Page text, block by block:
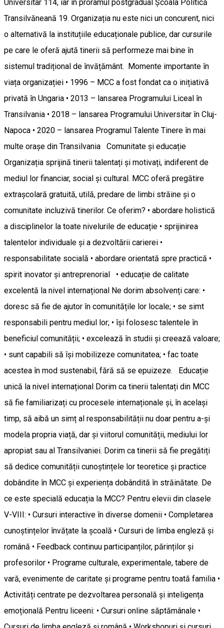
Universitar 114, iar în proramul postgradual Școala Politică
Transilvăneană 19. Organizația nu este nici un concurent, nici
o alternativă la instituțiile educaționale publice, dar cursurile
pe care le oferă ajută tinerii să performeze mai bine în
sistemul tradițional de învățământ. Momente importante în
viața organizației • 1996 – MCC a fost fondat ca o inițiativă
privată în Ungaria • 2013 – lansarea Programului Liceal în
Transilvania • 2018 – lansarea Programului Universitar în Cluj-
Napoca • 2020 – lansarea Programul Talente Tinere în mai
multe orașe din Transilvania Comunitate și educație
Organizația sprijină tinerii talentați și motivați, indiferent de
mediul lor financiar, social și cultural. MCC oferă pregătire
extrașcolară gratuită, utilă, predare de limbi străine și o
comunitate incluzivă tinerilor. Ce oferim? • abordare holistică
a disciplinelor la toate nivelurile de educație • sprijinirea
talentelor individuale și a dezvoltării carierei •
responsabilitate socială • abordare orientată spre practică •
spirit inovator și antreprenorial • educație de calitate
excelentă la nivel internațional Ne dorim absolvenți care: •
doresc să fie de ajutor în comunitățile lor locale; • se simt
responsabili pentru mediul lor; • își folosesc talentele în
beneficiul comunității; • excelează în studii și creează valoare;
• sunt capabili să își mobilizeze comunitatea; • fac toate
acestea în mod sustenabil, fără să se epuizeze. Educație
unică la nivel internațional Dorim ca tinerii talentați din MCC
să fie familiarizați cu procesele internaționale și, în același
timp, să aibă un simț al responsabilității nu doar pentru a-și
modela propria viață, dar și viitorul comunității, mediului lor
apropiat sau al Transilvaniei. Dorim ca tinerii să fie pregătiți
să dedice comunității cunoștințele lor teoretice și practice
dobândite în MCC și experiența dobândită în străinătate. De
ce este specială educația la MCC? Pentru elevii din clasele
V-VIII: • Cursuri interactive în diverse domenii • Completarea
cunoștințelor învățate la școală • Cursuri de limba engleză și
română • Feedback continuu participanților, părinților și
profesorilor • Programe culturale, experimentale, tabere de
vară, evenimente de caritate și programe pentru toată familia •
Activități centrate pe dezvoltarea personală și inteligența
emoțională Pentru liceeni: • Cursuri online săptămânale •